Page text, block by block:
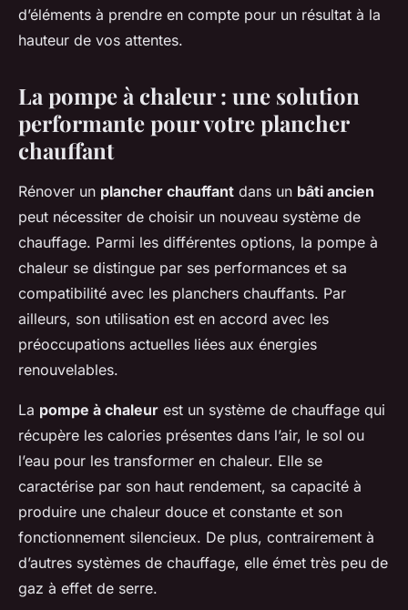
d’éléments à prendre en compte pour un résultat à la
hauteur de vos attentes.
La pompe à chaleur : une solution
performante pour votre plancher
chauffant
Rénover un plancher chauffant dans un bâti ancien
peut nécessiter de choisir un nouveau système de
chauffage. Parmi les différentes options, la pompe à
chaleur se distingue par ses performances et sa
compatibilité avec les planchers chauffants. Par
ailleurs, son utilisation est en accord avec les
préoccupations actuelles liées aux énergies
renouvelables.
La pompe à chaleur est un système de chauffage qui
récupère les calories présentes dans l’air, le sol ou
l’eau pour les transformer en chaleur. Elle se
caractérise par son haut rendement, sa capacité à
produire une chaleur douce et constante et son
fonctionnement silencieux. De plus, contrairement à
d’autres systèmes de chauffage, elle émet très peu de
gaz à effet de serre.